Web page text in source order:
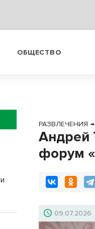
ОБЩЕСТВО
РАЗВЛЕЧЕНИЯ →
Андрей
форум
09.07.2026